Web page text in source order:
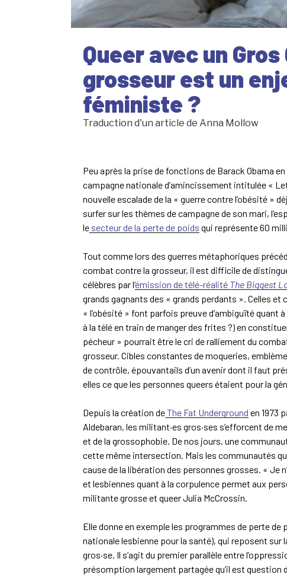
Queer avec un Gros
grosseur est un
féministe ?
Traduction d'un article de Anna Mollow
Peu après la prise de fonctions de Barack Obama
campagne nationale d’amincissement intitulée «
nouvelle escalade de la « guerre contre l’obésité »
surfer sur les thèmes de campagne de son mari,
le secteur de la perte de poids qui représente 60
Tout comme lors des guerres métaphoriques
combat contre la grosseur, il est difficile de
célèbres par l’émission de télé-réalité The Biggest
grands gagnants des « grands perdants ». Celles
« l’obésité » font parfois preuve d’ambiguïté quant
à la télé en train de manger des frites ?) en
pécheur » pourrait être le cri de ralliement du
grosseur. Cibles constantes de moqueries,
de contrôle, épouvantails d’un avenir dont il faut
elles ce que les personnes queers étaient pour la
Depuis la création deThe Fat Underground en 1973
Aldebaran, les militant·es gros·ses s’efforcent de
et de la grossophobie. De nos jours, une
cette même intersection. Mais les communautés
cause de la libération des personnes grosses. « Je
et lesbiennes quant à la corpulence permet aux
militante grosse et queer Julia McCrossin.
Elle donne en exemple les programmes de perte
nationale lesbienne pour la santé), qui reposent sur
gros·se. Il s’agit du premier parallèle entre
présomption largement partagée qu’il est question